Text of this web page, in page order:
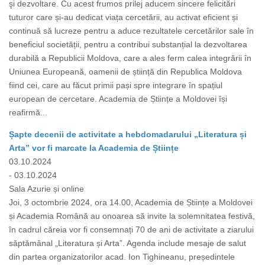
şi dezvoltare. Cu acest frumos prilej aducem sincere felicitări
tuturor care și-au dedicat viața cercetării, au activat eficient și
continuă să lucreze pentru a aduce rezultatele cercetărilor sale în
beneficiul societății, pentru a contribui substanțial la dezvoltarea
durabilă a Republicii Moldova, care a ales ferm calea integrării în
Uniunea Europeană, oamenii de știință din Republica Moldova
fiind cei, care au făcut primii pași spre integrare în spațiul
european de cercetare. Academia de Științe a Moldovei își
reafirmă...
Șapte decenii de activitate a hebdomadarului „Literatura și
Arta” vor fi marcate la Academia de Științe
03.10.2024
- 03.10.2024
Sala Azurie și online
Joi, 3 octombrie 2024, ora 14.00, Academia de Științe a Moldovei
și Academia Română au onoarea să invite la solemnitatea festivă,
în cadrul căreia vor fi consemnați 70 de ani de activitate a ziarului
săptămânal „Literatura și Arta”. Agenda include mesaje de salut
din partea organizatorilor acad. Ion Tighineanu, președintele